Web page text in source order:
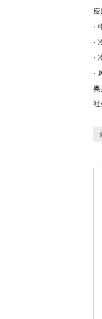
·
·
·
·
奥
社